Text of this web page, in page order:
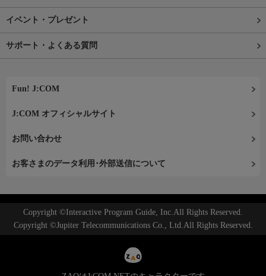
イベント・プレゼント
サポート・よくある質問
Fun! J:COM
J:COM オフィシャルサイト
お問い合わせ
お客さまのデータ利用･外部送信について
Copyright ©Interactive Program Guide, Inc.All Rights Reserved.
Copyright ©Jupiter Telecommunications Co., Ltd.All Rights Reserved.